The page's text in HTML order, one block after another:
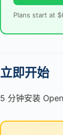
Plans start at
立即开始
5 分钟安装